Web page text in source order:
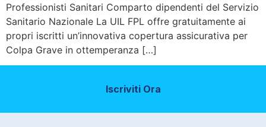
Professionisti Sanitari Comparto dipendenti del Servizio
Sanitario Nazionale La UIL FPL offre gratuitamente ai
propri iscritti un’innovativa copertura assicurativa per
Colpa Grave in ottemperanza […]
Iscriviti Ora